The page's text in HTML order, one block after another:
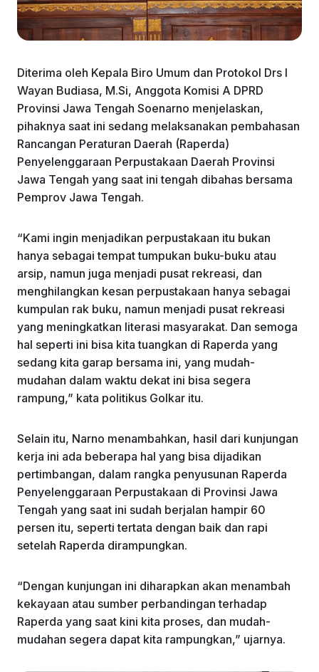
Diterima oleh Kepala Biro Umum dan Protokol Drs I
Wayan Budiasa, M.Si, Anggota Komisi A DPRD
Provinsi Jawa Tengah Soenarno menjelaskan,
pihaknya saat ini sedang melaksanakan pembahasan
Rancangan Peraturan Daerah (Raperda)
Penyelenggaraan Perpustakaan Daerah Provinsi
Jawa Tengah yang saat ini tengah dibahas bersama
Pemprov Jawa Tengah.
“Kami ingin menjadikan perpustakaan itu bukan
hanya sebagai tempat tumpukan buku-buku atau
arsip, namun juga menjadi pusat rekreasi, dan
menghilangkan kesan perpustakaan hanya sebagai
kumpulan rak buku, namun menjadi pusat rekreasi
yang meningkatkan literasi masyarakat. Dan semoga
hal seperti ini bisa kita tuangkan di Raperda yang
sedang kita garap bersama ini, yang mudah-
mudahan dalam waktu dekat ini bisa segera
rampung,” kata politikus Golkar itu.
Selain itu, Narno menambahkan, hasil dari kunjungan
kerja ini ada beberapa hal yang bisa dijadikan
pertimbangan, dalam rangka penyusunan Raperda
Penyelenggaraan Perpustakaan di Provinsi Jawa
Tengah yang saat ini sudah berjalan hampir 60
persen itu, seperti tertata dengan baik dan rapi
setelah Raperda dirampungkan.
“Dengan kunjungan ini diharapkan akan menambah
kekayaan atau sumber perbandingan terhadap
Raperda yang saat kini kita proses, dan mudah-
mudahan segera dapat kita rampungkan,” ujarnya.